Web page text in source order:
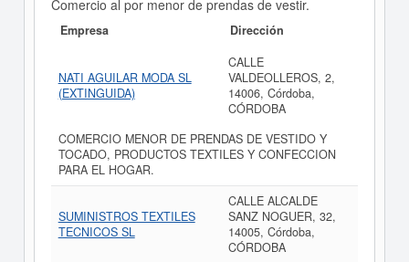
Comercio al por menor de prendas de vestir.
Empresa Dirección
NATI AGUILAR MODA SL
(EXTINGUIDA)
CALLE
VALDEOLLEROS, 2,
14006, Córdoba,
CÓRDOBA
COMERCIO MENOR DE PRENDAS DE VESTIDO Y
TOCADO, PRODUCTOS TEXTILES Y CONFECCION
PARA EL HOGAR.
SUMINISTROS TEXTILES
TECNICOS SL
CALLE ALCALDE
SANZ NOGUER, 32,
14005, Córdoba,
CÓRDOBA